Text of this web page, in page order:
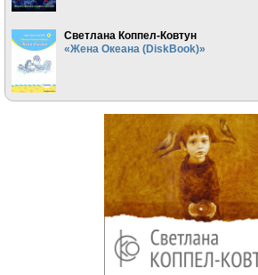
Светлана Коппел-Ковтун
«Жена Океана (DiskBook)»